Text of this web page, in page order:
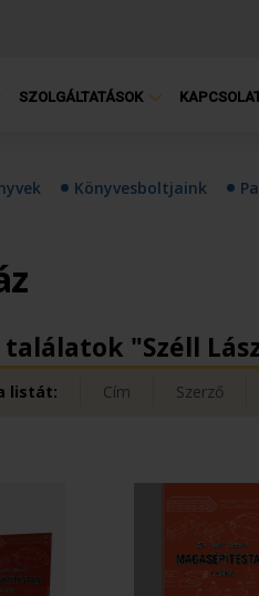
SZOLGÁLTATÁSOK
Könyvesboltjaink
találatok "Széll
listát: Cím Szerző